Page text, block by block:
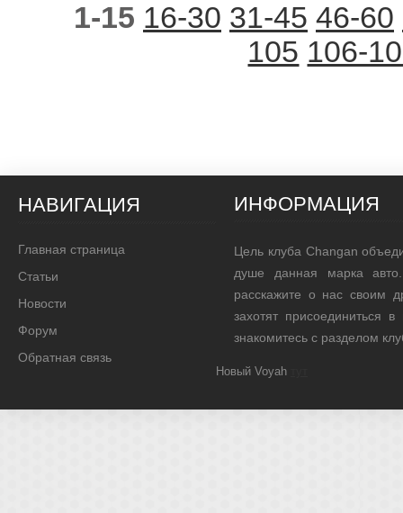
1-15 16-30 31-45 46-60
105 106-
НАВИГАЦИЯ
Главная страница
Статьи
Новости
Форум
Обратная связь
ИНФОРМАЦИЯ
Цель клуба Changan
душе данная марка
расскажите о нас своим
захотят присоединиться
знакомитесь с разделом
Новый Voyah